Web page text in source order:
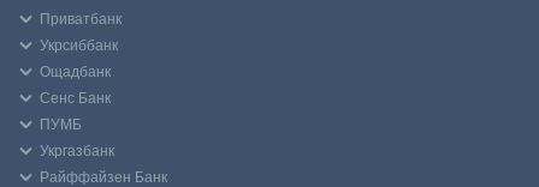
Приватбанк
Укрсиббанк
Ощадбанк
Сенс Банк
ПУМБ
Укргазбанк
Райффайзен Банк